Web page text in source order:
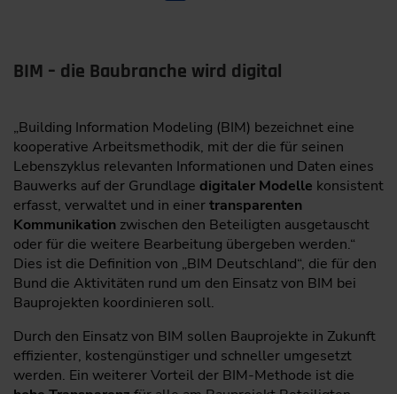
BIM – die Baubranche wird digital
„Building Information Modeling (BIM) bezeichnet eine
kooperative Arbeitsmethodik, mit der die für seinen
Lebenszyklus relevanten Informationen und Daten eines
Bauwerks auf der Grundlage digitaler Modelle konsistent
erfasst, verwaltet und in einertransparenten
Kommunikation zwischen den Beteiligten ausgetauscht
oder für die weitere Bearbeitung übergeben werden.“
Dies ist die Definition von „BIM Deutschland“, die für den
Bund die Aktivitäten rund um den Einsatz von BIM bei
Bauprojekten koordinieren soll.
Durch den Einsatz von BIM sollen Bauprojekte in Zukunft
effizienter, kostengünstiger und schneller umgesetzt
werden. Ein weiterer Vorteil der BIM-Methode ist die